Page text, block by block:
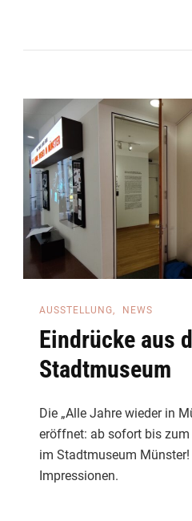
AUSSTELLUNG NEWS
Eindrücke aus
Stadtmuseum
Die „Alle Jahre wieder in
eröffnet: ab sofort bis
im Stadtmuseum
Impressionen.